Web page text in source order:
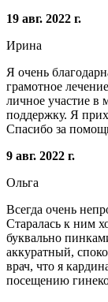
19 авг. 2022 г.
Ирина
Я очень
грамотное
личное участие в
поддержку. Я
Спасибо за
9 авг. 2022 г.
Ольга
Всегда очень
Старалась к ним
буквально
аккуратный,
врач, что я
посещению